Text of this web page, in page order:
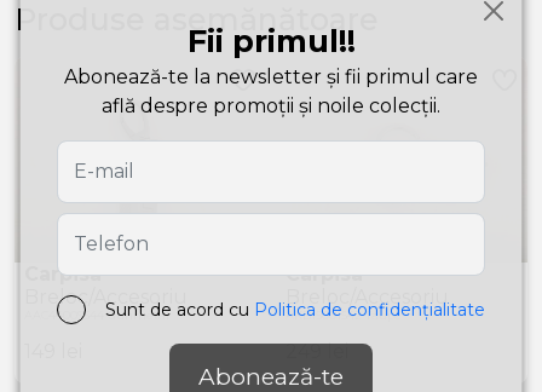
Produse asemănătoare
Carpisa
Breloc/Accesoriu
AAC44009544 Gunmetal
Carpisa
Breloc/Accesoriu
AKB15001542 Taupe
249lei
Fii primul!!
Abonează-te la newsletter și fii primul care
află despre promoții și noile colecții.
Sunt de acord cu Politica de confidențialitate
Abonează-te